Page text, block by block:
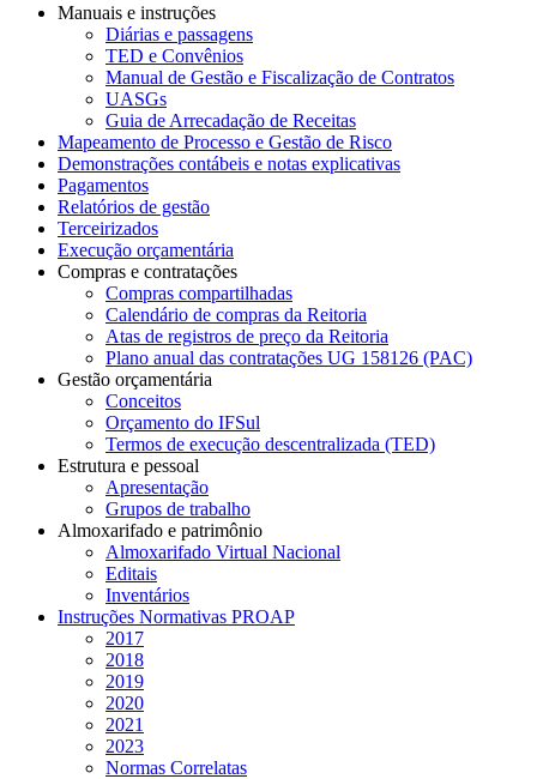
Manuais e instruções
Diárias e passagens
TED e Convênios
Manual de Gestão e Fiscalização de Contratos
UASGs
Guia de Arrecadação de Receitas
Mapeamento de Processo e Gestão de Risco
Demonstrações contábeis e notas explicativas
Pagamentos
Relatórios de gestão
Terceirizados
Execução orçamentária
Compras e contratações
Compras compartilhadas
Calendário de compras da Reitoria
Atas de registros de preço da Reitoria
Plano anual das contratações UG 158126 (PAC)
Gestão orçamentária
Conceitos
Orçamento do IFSul
Termos de execução descentralizada (TED)
Estrutura e pessoal
Apresentação
Grupos de trabalho
Almoxarifado e patrimônio
Almoxarifado Virtual Nacional
Editais
Inventários
Instruções Normativas PROAP
2017
2018
2019
2020
2021
2023
Normas Correlatas